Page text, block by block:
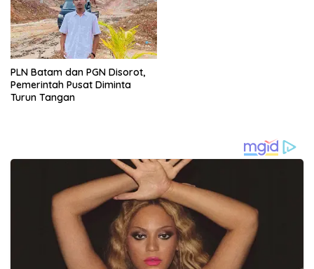
PLN Batam dan PGN Disorot,
Pemerintah Pusat Diminta
Turun Tangan